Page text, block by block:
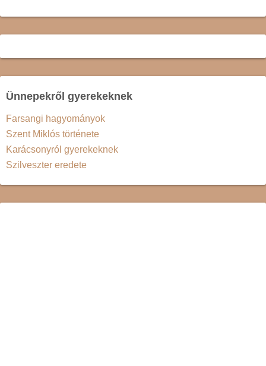
Ünnepekről gyerekeknek
Farsangi hagyományok
Szent Miklós története
Karácsonyról gyerekeknek
Szilveszter eredete